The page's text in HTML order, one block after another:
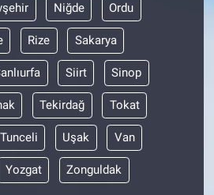
Niğde Ordu
Rize Sakarya
Siirt Sinop
Tekirdağ Tokat
Tunceli Uşak Van
Yozgat Zonguldak